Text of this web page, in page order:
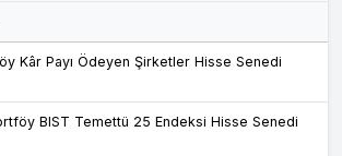
Kâr Payı Ödeyen Şirketler Hisse Senedi
BIST Temettü 25 Endeksi Hisse Senedi